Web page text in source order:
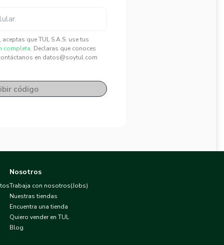
que TUL S.A.S. use tus
completa. Declaras que conoces
en datos@soytul.com
código
Nosotros
Trabaja con nosotros(Jobs)
Nuestras tiendas
Encuentra una tienda
Quiero vender en TUL
Blog